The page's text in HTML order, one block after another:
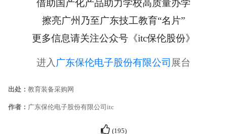
借助国产化产品助力学校高质量办学
擦亮广州乃至广东技工教育“名片”
更多信息请关注公众号《itc保伦股份》
进入 广东保伦电子股份有限公司 展台
出处： 教育装备采购网
作者： 广东保伦电子股份有限公司itc
(195)